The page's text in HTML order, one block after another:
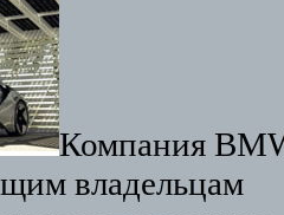
Компания
владельцам